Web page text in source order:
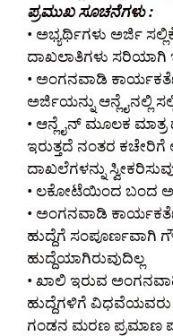
ಪ್ರಮುಖ ಸೂಚನೆಗಳು :
• ಅಭ್ಯರ್ಥಿಗಳು ಅರ್ಜಿ
ದಾಖಲಾತಿಗಳು
• ಅಂಗನವಾಡಿ
ಅರ್ಜಿಯನ್ನು ಆನ್ಲೈನಲ್ಲಿ
• ಆನ್ಲೈನ್ ಮೂಲಕ
ಇರುತ್ತದೆ ನಂತರ
ದಾಖಲೆಗಳನ್ನು
• ಲಕೋಟೆಯಿಂದ ಬಂದ
• ಅಂಗನವಾಡಿ
ಹುದ್ದೆಗೆ ಸಂಪೂರ್ಣವಾಗಿ
ಹುದ್ದೆಯಾಗಿರುವುದಿಲ್ಲ
• ಖಾಲಿ ಇರುವ
ಹುದ್ದೆಗಳಿಗೆ ವಿಧವೆಯವರು
ಗಂಡನ ಮರಣ ಪ್ರಮಾಣ